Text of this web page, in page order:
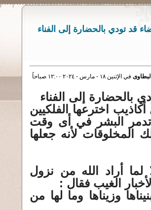
قد تودي بالحضارة إلى الفناء
في الإثنين ١٨ - مارس - ٢٠٢٤ ١٢:٠٠ صباحاً
بالحضارة إلى الفناء
اخترعها الفلكيين
البشر في أى وقت
المخلوقات لأنه جعلها
لما أراد الله من نزول
الغيب فقال :
وزيناها وما لها من